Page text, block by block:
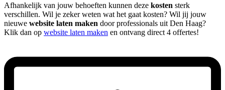
Afhankelijk van jouw behoeften kunnen deze kosten sterk
verschillen. Wil je zeker weten wat het gaat kosten? Wil jij jouw
nieuwe website laten maken door professionals uit Den Haag?
Klik dan op website laten maken en ontvang direct 4 offertes!